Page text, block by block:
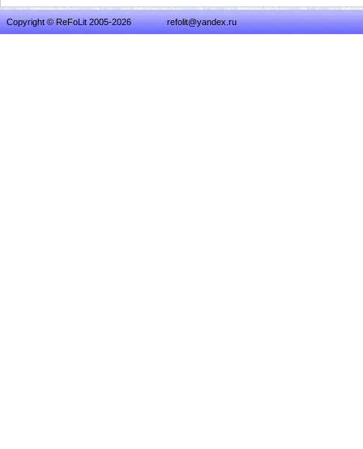
Copyright © ReFoLit 2005-2026 refolit@yandex.ru